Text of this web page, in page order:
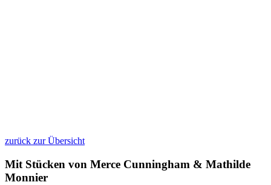
zurück zur Übersicht
Mit Stücken von Merce Cunningham & Mathilde
Monnier